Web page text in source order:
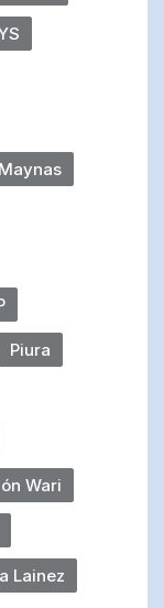
Maynas
Piura
Wari
Lainez